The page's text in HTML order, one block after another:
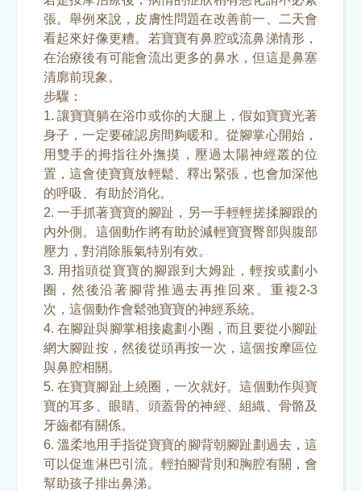
張。舉例來說，皮膚性問題在改善前一、二天會
看起來好像更糟。若寶寶有鼻腔或流鼻涕情形，
在治療後有可能會流出更多的鼻水，但這是鼻塞
清廓前現象。
步驟：
1. 讓寶寶躺在浴巾或你的大腿上，假如寶寶光著
身子，一定要確認房間夠暖和。從腳掌心開始，
用雙手的拇指往外撫摸，壓過太陽神經叢的位
置，這會使寶寶放輕鬆、釋出緊張，也會加深他
的呼吸、有助於消化。
2. 一手抓著寶寶的腳趾，另一手輕輕搓揉腳跟的
內外側。這個動作將有助於減輕寶寶臀部與腹部
壓力，對消除脹氣特別有效。
3. 用指頭從寶寶的腳跟到大姆趾，輕按或劃小
圈，然後沿著腳背推過去再推回來。重複2-3
次，這個動作會鬆弛寶寶的神經系統。
4. 在腳趾與腳掌相接處劃小圈，而且要從小腳趾
網大腳趾按，然後從頭再按一次，這個按摩區位
與鼻腔相關。
5. 在寶寶腳趾上繞圈，一次就好。這個動作與寶
寶的耳多、眼睛、頭蓋骨的神經、組織、骨骼及
牙齒都有關係。
6. 溫柔地用手指從寶寶的腳背朝腳趾劃過去，這
可以促進淋巴引流。輕拍腳背則和胸腔有關，會
幫助孩子排出鼻涕。